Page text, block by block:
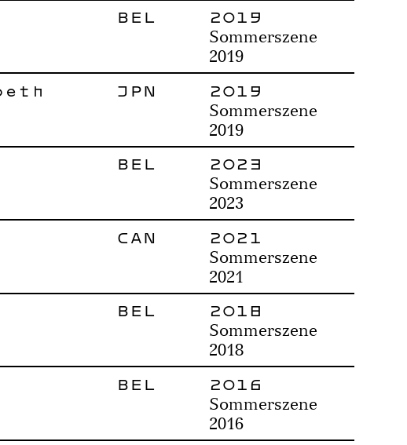
BEL 2019
Sommerszene
2019
JPN 2019
Sommerszene
2019
BEL 2023
Sommerszene
2023
CAN 2021
Sommerszene
2021
BEL 2018
Sommerszene
2018
BEL 2016
Sommerszene
2016